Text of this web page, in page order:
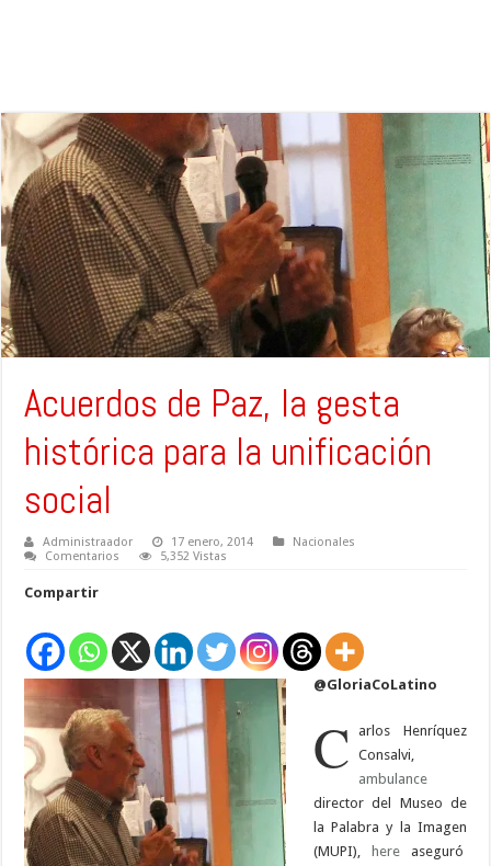
Acuerdos de Paz, la gesta
histórica para la unificación
social
Administraador 17 enero, 2014
Nacionales
Comentarios
5,352 Vistas
Compartir
@GloriaCoLatino
C
arlos Henríquez
Consalvi,
ambulance
director del Museo de
la Palabra y la Imagen
(MUPI),
here aseguró